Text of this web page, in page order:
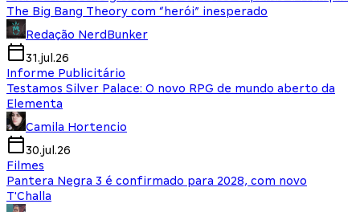
The Big Bang Theory com “herói” inesperado
Redação NerdBunker
31.jul.26
Informe Publicitário
Testamos Silver Palace: O novo RPG de mundo aberto da
Elementa
Camila Hortencio
30.jul.26
Filmes
Pantera Negra 3 é confirmado para 2028, com novo
T'Challa